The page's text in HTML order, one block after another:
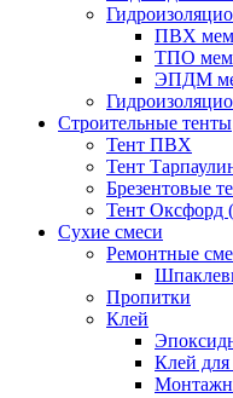
ПВХ
ТПО
ЭПДМ
Строительные тенты
Тент ПВХ
Тент
Брезентовые
Тент Оксфорд
Сухие смеси
Ремонтные
Пропитки
Клей
Клей